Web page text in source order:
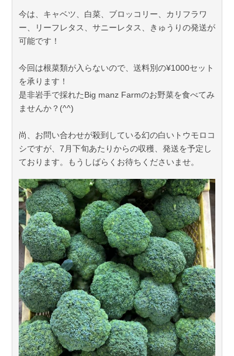
１箱13本入りー¥3000+送料(クール便)
※日により収穫できる日とできない日があるので、発
※大変混雑が予想されますので、他の野菜との梱包は
出来かねます。
以上をご了承の上での指名リクエストをお願いいたし
2021年08月05日
今は、キャベツ、白菜、ブロッコリー、カリフラワ
ー、リーフレタス、サニーレタス、きゅうりの発送が
可能です！
今回は根菜類が入らないので、送料別の¥1000セット
を承ります！
是非岩手で採れたBig manz Farmのお野菜を食べてみ
ませんか？(^^)
尚、お問い合わせが殺到している幻の白いトウモロコ
シですが、7月下旬あたりからの収穫、発送を予定し
ております。もうしばらくお待ちくださいませ。